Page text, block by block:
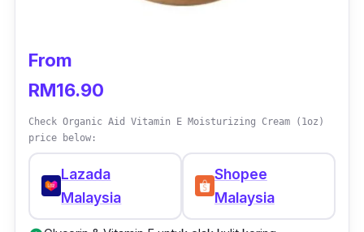
From
RM16.90
Check Organic Aid Vitamin E Moisturizing Cream (1oz)
price below:
Lazada
Malaysia
Shopee
Malaysia